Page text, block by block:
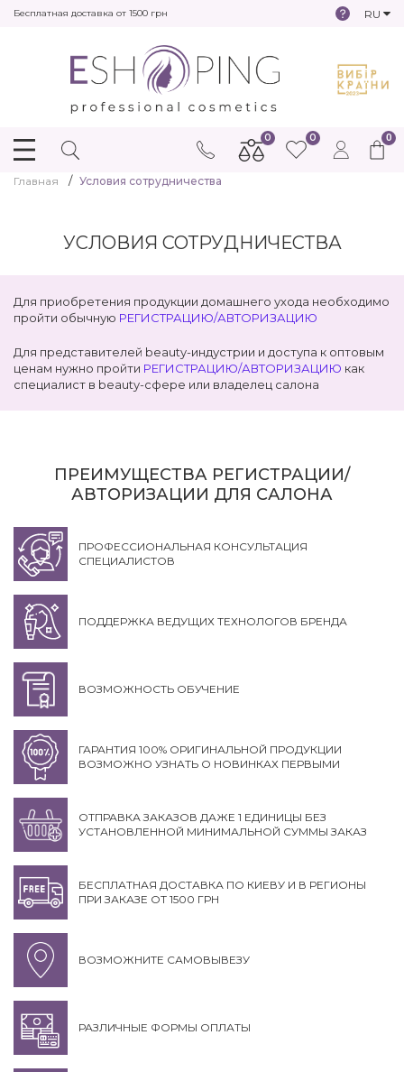
Бесплатная доставка от 1500 грн RU
0
0 0
Главная Условия сотрудничества
УСЛОВИЯ СОТРУДНИЧЕСТВА
Для приобретения продукции домашнего ухода необходимо
пройти обычную РЕГИСТРАЦИЮ/АВТОРИЗАЦИЮ
Для представителей beauty-индустрии и доступа к оптовым
ценам нужно пройти РЕГИСТРАЦИЮ/АВТОРИЗАЦИЮ как
специалист в beauty-сфере или владелец салона
ПРЕИМУЩЕСТВА РЕГИСТРАЦИИ/
АВТОРИЗАЦИИ ДЛЯ САЛОНА
ПРОФЕССИОНАЛЬНАЯ КОНСУЛЬТАЦИЯ
СПЕЦИАЛИСТОВ
ПОДДЕРЖКА ВЕДУЩИХ ТЕХНОЛОГОВ БРЕНДА
ВОЗМОЖНОСТЬ ОБУЧЕНИЕ
ГАРАНТИЯ 100% ОРИГИНАЛЬНОЙ ПРОДУКЦИИ
ВОЗМОЖНО УЗНАТЬ О НОВИНКАХ ПЕРВЫМИ
ОТПРАВКА ЗАКАЗОВ ДАЖЕ 1 ЕДИНИЦЫ БЕЗ
УСТАНОВЛЕННОЙ МИНИМАЛЬНОЙ СУММЫ ЗАКАЗ
БЕСПЛАТНАЯ ДОСТАВКА ПО КИЕВУ И В РЕГИОНЫ
ПРИ ЗАКАЗЕ ОТ 1500 ГРН
ВОЗМОЖНИТЕ САМОВЫВЕЗУ
РАЗЛИЧНЫЕ ФОРМЫ ОПЛАТЫ